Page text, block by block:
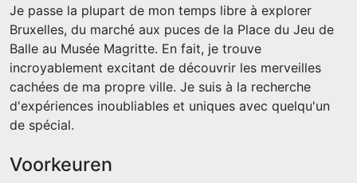
Je passe la plupart de mon temps libre à explorer
Bruxelles, du marché aux puces de la Place du Jeu de
Balle au Musée Magritte. En fait, je trouve
incroyablement excitant de découvrir les merveilles
cachées de ma propre ville. Je suis à la recherche
d'expériences inoubliables et uniques avec quelqu'un
de spécial.
Voorkeuren